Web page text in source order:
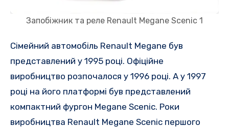
Запобіжник та реле Renault Megane Scenic 1
Сімейний автомобіль Renault Megane був
представлений у 1995 році. Офіційне
виробництво розпочалося у 1996 році. А у 1997
році на його платформі був представлений
компактний фургон Megane Scenic. Роки
виробництва Renault Megane Scenic першого